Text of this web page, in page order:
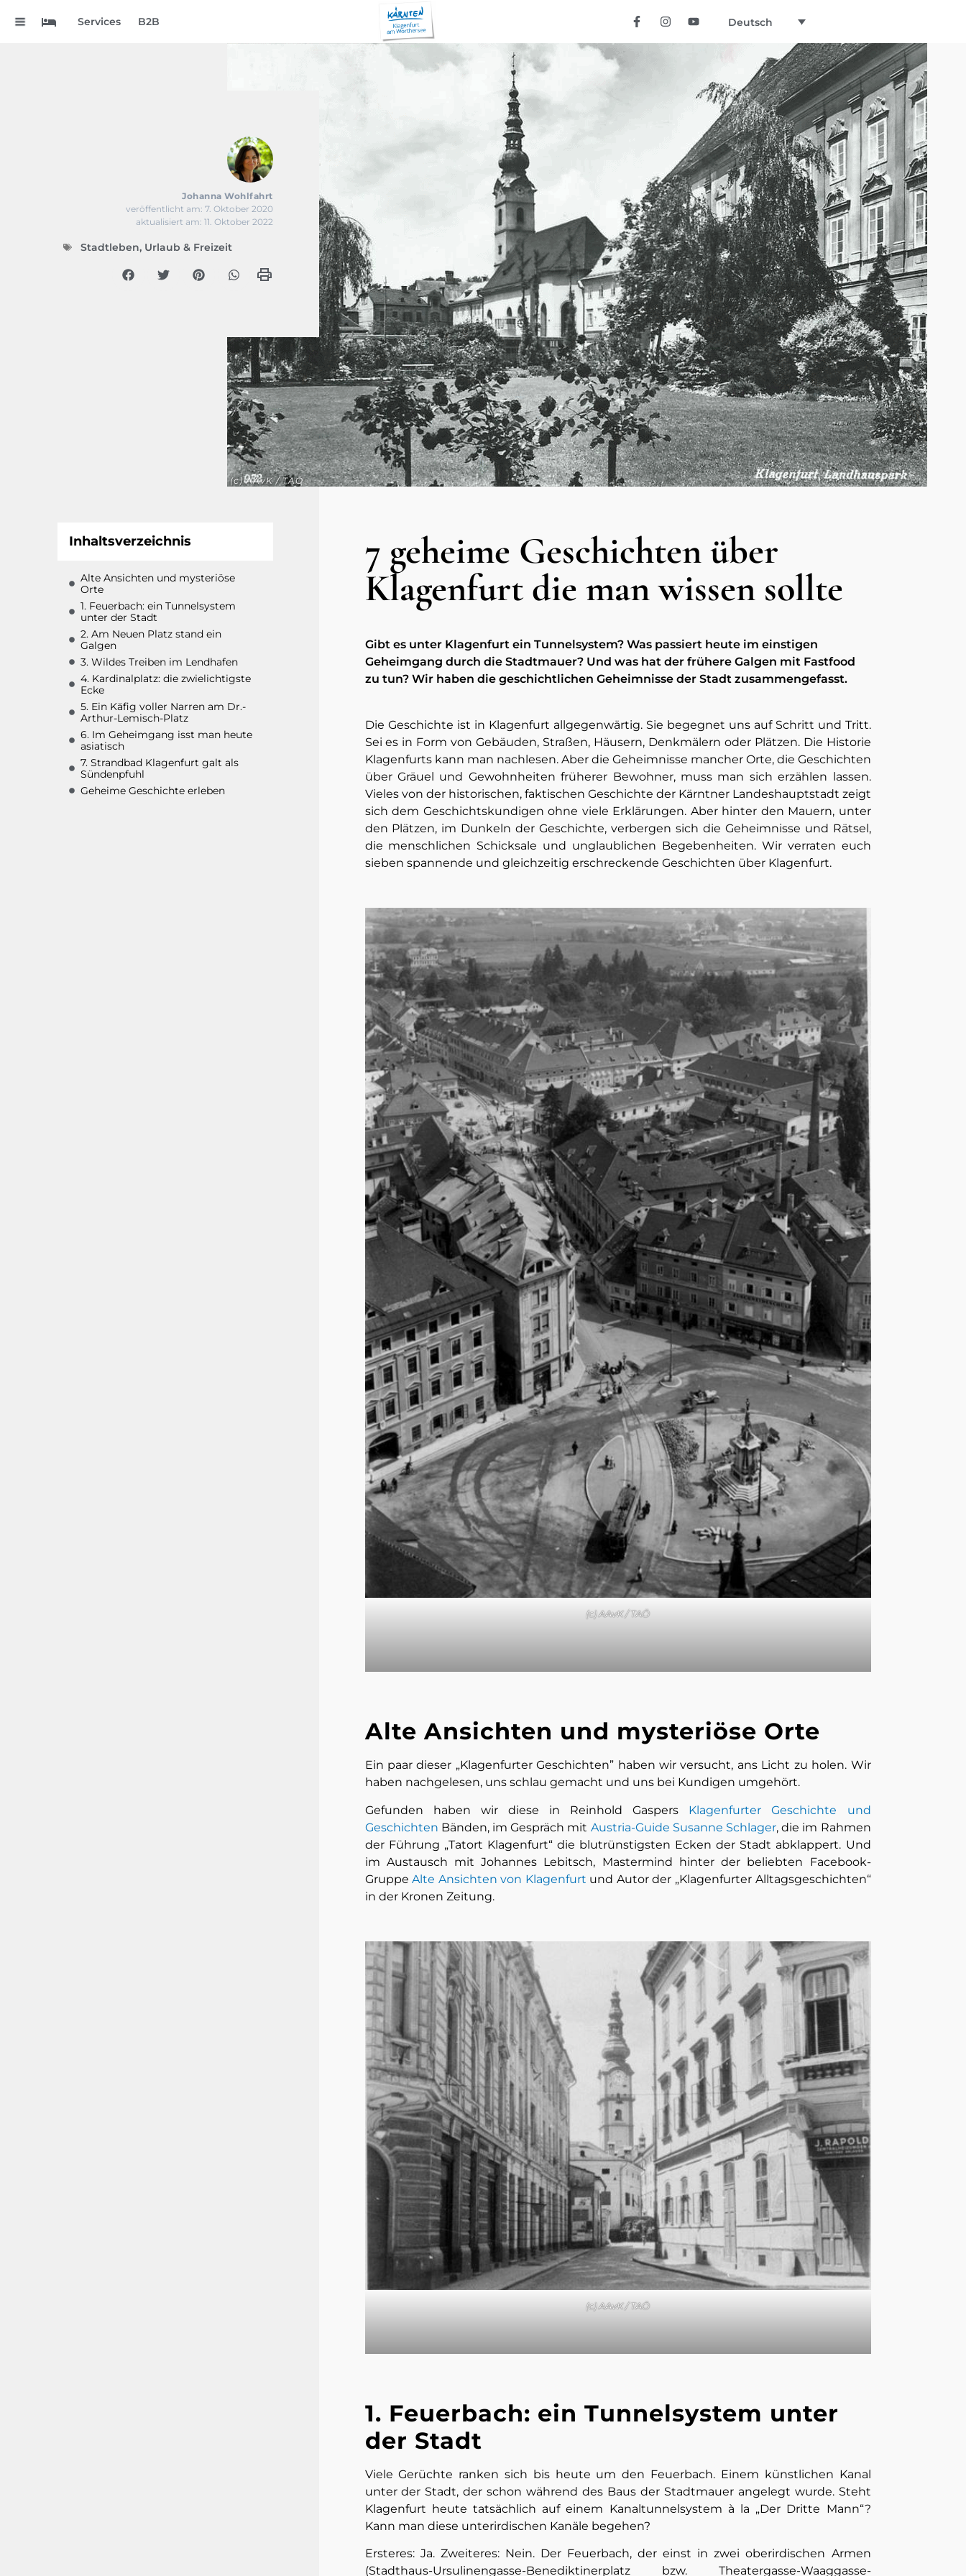
Services B2B Deutsch
Johanna Wohlfahrt
veröffentlicht am: 7. Oktober 2020
aktualisiert am: 11. Oktober 2022
Stadtleben, Urlaub & Freizeit
(c) AAvK / TAÖ
Inhaltsverzeichnis
Alte Ansichten und mysteriöse
Orte
1. Feuerbach: ein Tunnelsystem
unter der Stadt
2. Am Neuen Platz stand ein
Galgen
3. Wildes Treiben im Lendhafen
4. Kardinalplatz: die zwielichtigste
Ecke
5. Ein Käfig voller Narren am Dr.-
Arthur-Lemisch-Platz
6. Im Geheimgang isst man heute
asiatisch
7. Strandbad Klagenfurt galt als
Sündenpfuhl
Geheime Geschichte erleben
7 geheime Geschichten über
Klagenfurt die man wissen sollte
Gibt es unter Klagenfurt ein Tunnelsystem? Was passiert heute im einstigen
Geheimgang durch die Stadtmauer? Und was hat der frühere Galgen mit Fastfood
zu tun? Wir haben die geschichtlichen Geheimnisse der Stadt zusammengefasst.
Die Geschichte ist in Klagenfurt allgegenwärtig. Sie begegnet uns auf Schritt und Tritt.
Sei es in Form von Gebäuden, Straßen, Häusern, Denkmälern oder Plätzen. Die Historie
Klagenfurts kann man nachlesen. Aber die Geheimnisse mancher Orte, die Geschichten
über Gräuel und Gewohnheiten früherer Bewohner, muss man sich erzählen lassen.
Vieles von der historischen, faktischen Geschichte der Kärntner Landeshauptstadt zeigt
sich dem Geschichtskundigen ohne viele Erklärungen. Aber hinter den Mauern, unter
den Plätzen, im Dunkeln der Geschichte, verbergen sich die Geheimnisse und Rätsel,
die menschlichen Schicksale und unglaublichen Begebenheiten. Wir verraten euch
sieben spannende und gleichzeitig erschreckende Geschichten über Klagenfurt.
(c) AAvK / TAÖ
Alte Ansichten und mysteriöse Orte
Ein paar dieser „Klagenfurter Geschichten” haben wir versucht, ans Licht zu holen. Wir
haben nachgelesen, uns schlau gemacht und uns bei Kundigen umgehört.
Gefunden haben wir diese in Reinhold Gaspers Klagenfurter Geschichte und
Geschichten Bänden, im Gespräch mit Austria-Guide Susanne Schlager, die im Rahmen
der Führung „Tatort Klagenfurt“ die blutrünstigsten Ecken der Stadt abklappert. Und
im Austausch mit Johannes Lebitsch, Mastermind hinter der beliebten Facebook-
GruppeAlte Ansichten von Klagenfurt und Autor der „Klagenfurter Alltagsgeschichten“
in der Kronen Zeitung.
(c) AAvK / TAÖ
1. Feuerbach: ein Tunnelsystem unter
der Stadt
Viele Gerüchte ranken sich bis heute um den Feuerbach. Einem künstlichen Kanal
unter der Stadt, der schon während des Baus der Stadtmauer angelegt wurde. Steht
Klagenfurt heute tatsächlich auf einem Kanaltunnelsystem à la „Der Dritte Mann“?
Kann man diese unterirdischen Kanäle begehen?
Ersteres: Ja. Zweiteres: Nein. Der Feuerbach, der einst in zwei oberirdischen Armen
(Stadthaus-Ursulinengasse-Benediktinerplatz bzw. Theatergasse-Waaggasse-